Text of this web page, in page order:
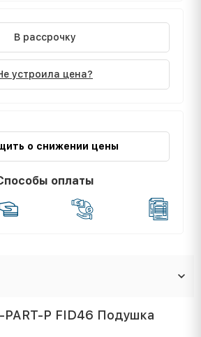
В рассрочку
устроила цена?
о снижении цены
оплаты
PART-P FID46 Подушка